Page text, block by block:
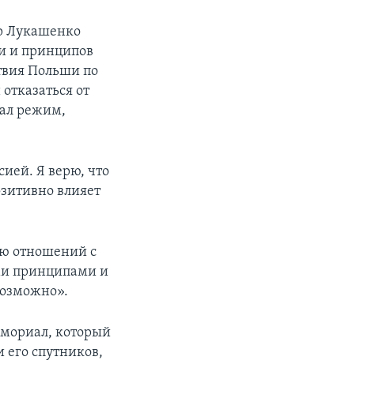
Лукашенко
и принципов
Польши по
от
режим,
Я верю, что
влияет
отношений с
принципами и
который
спутников,